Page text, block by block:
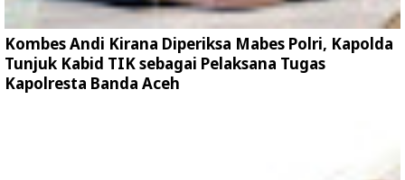
Kombes Andi Kirana Diperiksa Mabes Polri, Kapolda
Tunjuk Kabid TIK sebagai Pelaksana Tugas
Kapolresta Banda Aceh